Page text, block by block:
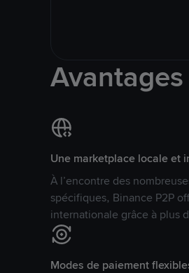
Une marketplace locale et
À l’encontre des
spécifiques, Binance P2P
internationale grâce à plus
Modes de paiement